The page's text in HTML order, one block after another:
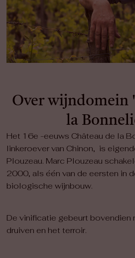
Over wijndomein
la
Het 16e -eeuws Château de la
linkeroever van Chinon, is
Plouzeau. Marc Plouzeau
2000, als één van de eersten in
biologische wijnbouw.
De vinificatie gebeurt
druiven en het terroir.